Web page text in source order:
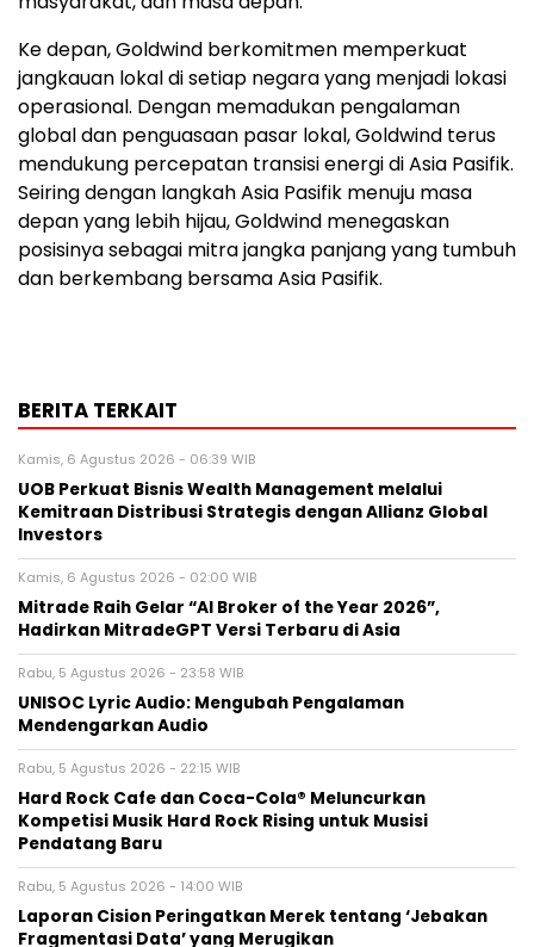
Ke depan, Goldwind berkomitmen memperkuat
jangkauan lokal di setiap negara yang menjadi lokasi
operasional. Dengan memadukan pengalaman
global dan penguasaan pasar lokal, Goldwind terus
mendukung percepatan transisi energi di Asia Pasifik.
Seiring dengan langkah Asia Pasifik menuju masa
depan yang lebih hijau, Goldwind menegaskan
posisinya sebagai mitra jangka panjang yang tumbuh
dan berkembang bersama Asia Pasifik.
BERITA TERKAIT
Kamis, 6 Agustus 2026 - 06:39 WIB
UOB Perkuat Bisnis Wealth Management melalui
Kemitraan Distribusi Strategis dengan Allianz Global
Investors
Kamis, 6 Agustus 2026 - 02:00 WIB
Mitrade Raih Gelar “AI Broker of the Year 2026”,
Hadirkan MitradeGPT Versi Terbaru di Asia
Rabu, 5 Agustus 2026 - 23:58 WIB
UNISOC Lyric Audio: Mengubah Pengalaman
Mendengarkan Audio
Rabu, 5 Agustus 2026 - 22:15 WIB
Hard Rock Cafe dan Coca-Cola® Meluncurkan
Kompetisi Musik Hard Rock Rising untuk Musisi
Pendatang Baru
Rabu, 5 Agustus 2026 - 14:00 WIB
Laporan Cision Peringatkan Merek tentang ‘Jebakan
Fragmentasi Data’ yang Merugikan